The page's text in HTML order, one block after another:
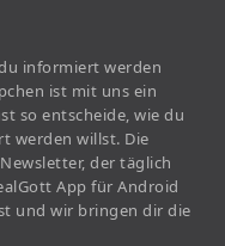
informiert werden
ist mit uns ein
so entscheide, wie du
werden willst. Die
der täglich
App für Android
und wir bringen dir die